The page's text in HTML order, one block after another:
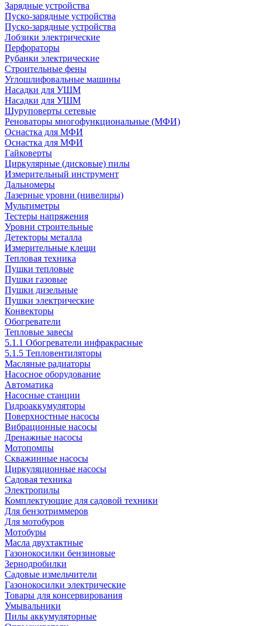
Зарядные устройства
Пуско-зарядные устройства
Пуско-зарядные устройства
Лобзики электрические
Перфораторы
Рубанки электрические
Строительные фены
Углошлифовальные машины
Насадки для УШМ
Насадки для УШМ
Шуруповерты сетевые
Реноваторы многофункциональные (МФИ)
Оснастка для МФИ
Оснастка для МФИ
Гайковерты
Циркулярные (дисковые) пилы
Измерительный инструмент
Дальномеры
Лазерные уровни (нивелиры)
Мультиметры
Тестеры напряжения
Уровни строительные
Детекторы металла
Измерительные клещи
Тепловая техника
Пушки тепловые
Пушки газовые
Пушки дизельные
Пушки электрические
Конвекторы
Обогреватели
Тепловые завесы
5.1.1 Обогреватели инфракрасные
5.1.5 Тепловентиляторы
Масляные радиаторы
Насосное оборудование
Автоматика
Насосные станции
Гидроаккумуляторы
Поверхностные насосы
Вибрационные насосы
Дренажные насосы
Мотопомпы
Скважинные насосы
Циркуляционные насосы
Садовая техника
Электропилы
Комплектующие для садовой техники
Для бензотриммеров
Для мотобуров
Мотобуры
Масла двухтактные
Газонокосилки бензиновые
Зернодробилки
Садовые измельчители
Газонокосилки электрические
Товары для консервирования
Умывальники
Пилы аккумуляторные